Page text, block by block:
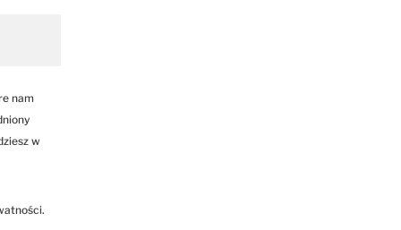
nam
w